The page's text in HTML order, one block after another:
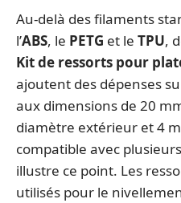
Au-delà des filaments
l’ABS, le PETG et le TPU,
Kit de ressorts pour
ajoutent des dépenses
aux dimensions de 20
diamètre extérieur et 4
compatible avec
illustre ce point. Les
utilisés pour le